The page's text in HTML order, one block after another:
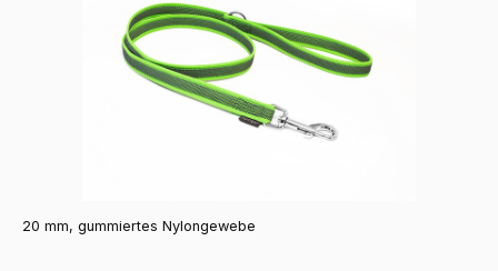
20 mm, gummiertes Nylongewebe